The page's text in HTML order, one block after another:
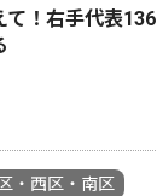
て！右手代表
・西区・南区